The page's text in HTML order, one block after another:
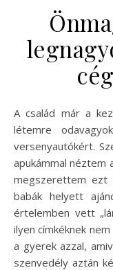
A család már a kezdetektől a csodájára járt, hogy lány
létemre
versenyautókért.
apukámmal néztem
megszerettem ezt
babák helyett
értelemben vett
ilyen címkéknek
a gyerek azzal,
szenvedély aztán